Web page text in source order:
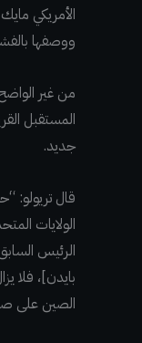
الأمريكي
ووصفها
من غير
المستقبل
جديد.
قال تريولو:
الولايات
الرئيس
بايدن]، فلا
الصين على